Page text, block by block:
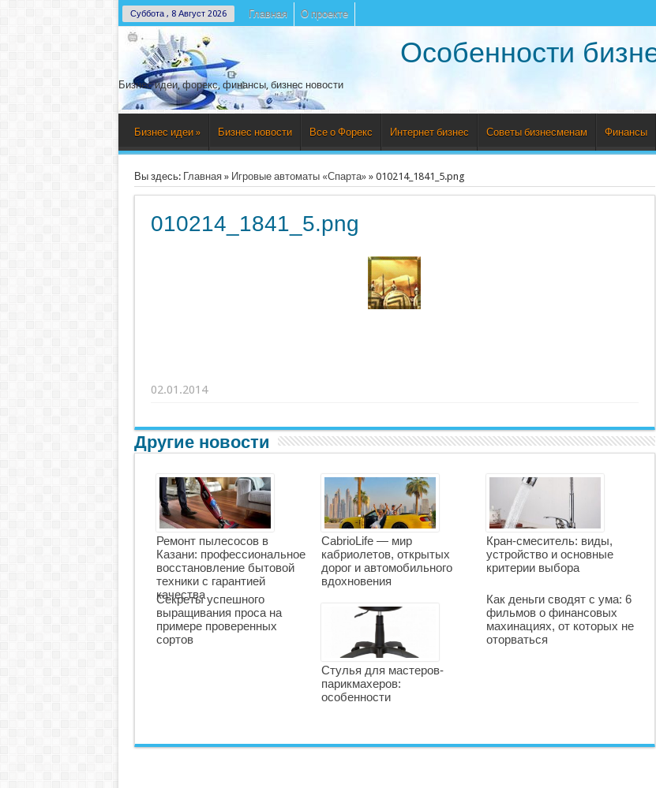
Суббота , 8 Август 2026 Главная О проекте
Особенности
Бизнес идеи, форекс, финансы, бизнес новости
Бизнес идеи » Бизнес новости Все о Форекс Интернет бизнес Советы бизнесменам Финансы
Вы здесь: Главная» Игровые автоматы «Спарта»» 010214_1841_5.png
010214_1841_5.png
02.01.2014
Другие новости
Ремонт пылесосов в
Казани: профессиональное
восстановление бытовой
техники с гарантией
качества
CabrioLife — мир
кабриолетов, открытых
дорог и автомобильного
вдохновения
Кран-смеситель: виды,
устройство и основные
критерии выбора
Секреты успешного
выращивания проса на
примере проверенных
сортов
Стулья для мастеров-
парикмахеров:
особенности
Как деньги сводят с ума: 6
фильмов о финансовых
махинациях, от которых не
оторваться